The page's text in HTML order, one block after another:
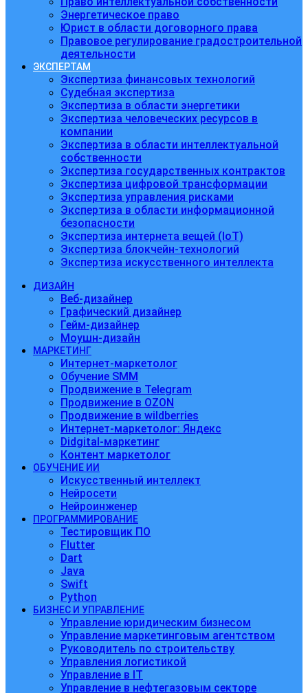
Энергетическое право
Юрист в области договорного права
Правовое регулирование градостроительной
деятельности
ЭКСПЕРТАМ
Экспертиза финансовых технологий
Судебная экспертиза
Экспертиза в области энергетики
Экспертиза человеческих ресурсов в
компании
Экспертиза в области интеллектуальной
собственности
Экспертиза государственных контрактов
Экспертиза цифровой трансформации
Экспертиза управления рисками
Экспертиза в области информационной
безопасности
Экспертиза интернета вещей (IoT)
Экспертиза блокчейн-технологий
Экспертиза искусственного интеллекта
ДИЗАЙН
Веб-дизайнер
Графический дизайнер
Гейм-дизайнер
Моушн-дизайн
МАРКЕТИНГ
Интернет-маркетолог
Обучение SMM
Продвижение в Telegram
Продвижение в OZON
Продвижение в wildberries
Интернет-маркетолог: Яндекс
Didgital-маркетинг
Контент маркетолог
ОБУЧЕНИЕ ИИ
Искусственный интеллект
Нейросети
Нейроинженер
ПРОГРАММИРОВАНИЕ
Тестировщик ПО
Flutter
Dart
Java
Swift
Python
БИЗНЕС И УПРАВЛЕНИЕ
Управление юридическим бизнесом
Управление маркетинговым агентством
Руководитель по строительству
Управления логистикой
Управление в IT
Управление в нефтегазовым секторе